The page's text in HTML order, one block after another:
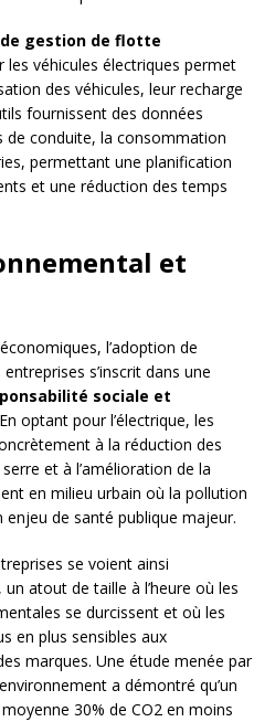
gestion de flotte
véhicules électriques permet
des véhicules, leur recharge
fournissent des données
de conduite, la consommation
permettant une planification
et une réduction des temps
et
l’adoption de
s’inscrit dans une
sociale et
optant pour l’électrique, les
à la réduction des
et à l’amélioration de la
en milieu urbain où la pollution
de santé publique majeur.
se voient ainsi
atout de taille à l’heure où les
se durcissent et où les
en plus sensibles aux
marques. Une étude menée par
a démontré qu’un
30% de CO2 en moins